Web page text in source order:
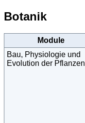
Botanik
Module
Bau, Physiologie und
Evolution der Pflanzen